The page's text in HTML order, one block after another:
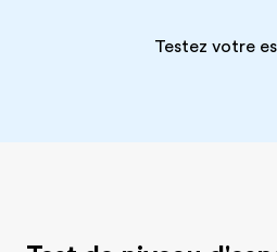
Testez votre